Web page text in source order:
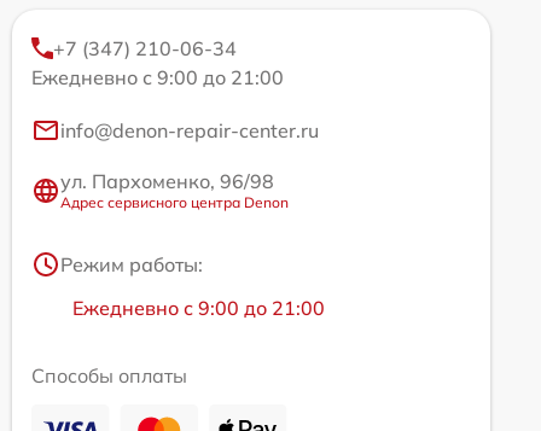
+7 (347) 210-06-34
Ежедневно с 9:00 до 21:00
info@denon-repair-center.ru
ул. Пархоменко, 96/98
Адрес сервисного центра Denon
Режим работы:
Ежедневно с 9:00 до 21:00
Способы оплаты